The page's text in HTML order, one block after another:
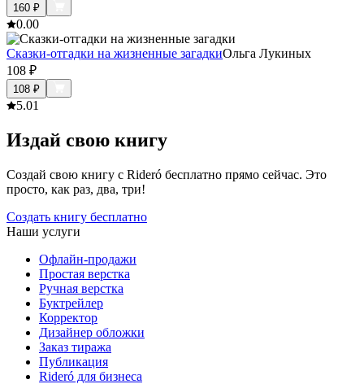
160 ₽
0.00
Сказки-отгадки на жизненные загадкиОльга Лукиных
108 ₽
108 ₽
5.01
Издай свою книгу
Создай свою книгу с Rideró бесплатно прямо сейчас. Это
просто, как раз, два, три!
Создать книгу бесплатно
Наши услуги
Офлайн-продажи
Простая верстка
Ручная верстка
Буктрейлер
Корректор
Дизайнер обложки
Заказ тиража
Публикация
Rideró для бизнеса